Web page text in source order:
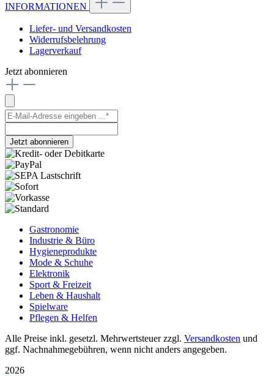
INFORMATIONEN
Liefer- und Versandkosten
Widerrufsbelehrung
Lagerverkauf
Jetzt abonnieren
Jetzt abonnieren
Gastronomie
Industrie & Büro
Hygieneprodukte
Mode & Schuhe
Elektronik
Sport & Freizeit
Leben & Haushalt
Spielware
Pflegen & Helfen
Alle Preise inkl. gesetzl. Mehrwertsteuer zzgl. Versandkosten und
ggf. Nachnahmegebühren, wenn nicht anders angegeben.
2026